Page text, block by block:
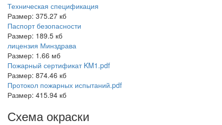
Техническая спецификация
Размер: 375.27 кб
Паспорт безопасности
Размер: 189.5 кб
лицензия Минздрава
Размер: 1.66 мб
Пожарный сертификат KM1.pdf
Размер: 874.46 кб
Протокол пожарных испытаний.pdf
Размер: 415.94 кб
Схема окраски